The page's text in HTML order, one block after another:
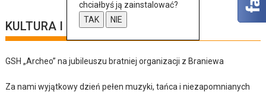
KULTURA I SZTUKA
GSH „Archeo” na jubileuszu bratniej organizacji z Braniewa
Za nami wyjątkowy dzień pełen muzyki, tańca i niezapomnianych
chciałbyś ją zainstalować?
TAK
NIE